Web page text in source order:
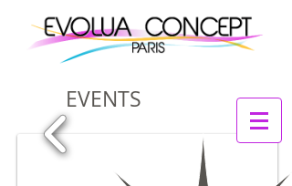
EVENTS